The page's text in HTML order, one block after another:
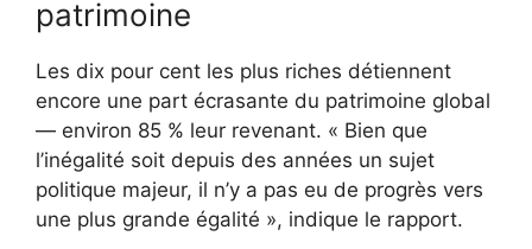
patrimoine
Les dix pour cent les plus riches détiennent
encore une part écrasante du patrimoine global
— environ 85 % leur revenant. « Bien que
l’inégalité soit depuis des années un sujet
politique majeur, il n’y a pas eu de progrès vers
une plus grande égalité », indique le rapport.